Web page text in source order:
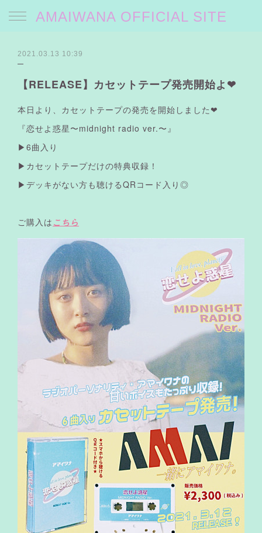
AMAIWANA OFFICIAL SITE
2021.03.13 10:39
【RELEASE】カセットテープ発売開始よ❤︎
本日より、カセットテープの発売を開始しました❤︎
『恋せよ惑星〜midnight radio ver.〜』
▶︎6曲入り
▶︎カセットテープだけの特典収録！
▶︎デッキがない方も聴けるQRコード入り◎
ご購入は こちら